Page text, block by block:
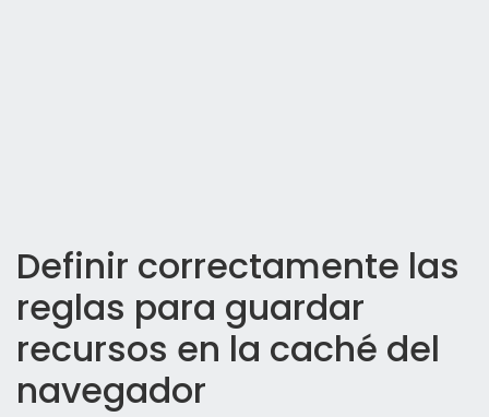
Definir correctamente las
reglas para guardar
recursos en la caché del
navegador